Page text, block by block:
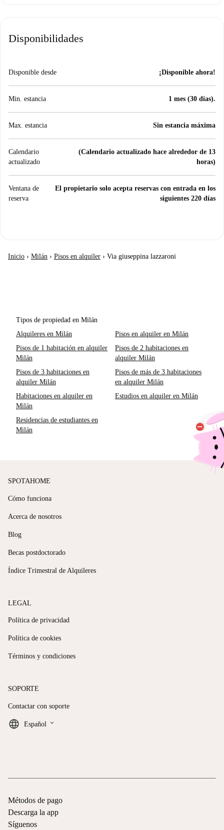
Disponibilidades
Disponible desde ¡Disponible ahora!
Min. estancia 1 mes (30 días).
Max. estancia Sin estancia máxima
Calendario
actualizado
(Calendario actualizado hace alrededor de 13
horas)
Ventana de
reserva
El propietario solo acepta reservas con entrada en los
siguientes 220 días
Inicio › Milán › Pisos en alquiler › Via giuseppina lazzaroni
Tipos de propiedad en Milán
Alquileres en Milán
Pisos en alquiler en Milán
Pisos de 1 habitación en alquiler
Milán
Pisos de 2 habitaciones en
alquiler Milán
Pisos de 3 habitaciones en
alquiler Milán
Pisos de más de 3 habitaciones
en alquiler Milán
Habitaciones en alquiler en
Milán
Estudios en alquiler en Milán
Residencias de estudiantes en
Milán
SPOTAHOME
Cómo funciona
Acerca de nosotros
Blog
Becas postdoctorado
Índice Trimestral de Alquileres
LEGAL
Política de privacidad
Política de cookies
Términos y condiciones
SOPORTE
Contactar con soporte
Español keyboard_arrow_down
Métodos de pago
Descarga la app
Síguenos